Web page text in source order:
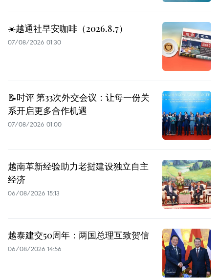
☀️越通社早安咖啡（2026.8.7）
07/08/2026 01:30
📝时评 第33次外交会议：让每一份关
系开启更多合作机遇
07/08/2026 01:00
越南革新经验助力老挝建设独立自主
经济
06/08/2026 15:13
越泰建交50周年：两国总理互致贺信
06/08/2026 14:56